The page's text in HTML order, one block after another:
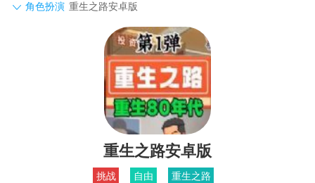
角色扮演 重生之路安卓版
动作格斗 休闲益智
卡牌对战 音乐舞蹈
挂机养成
重生之路安卓版
挑战 自由 重生之路